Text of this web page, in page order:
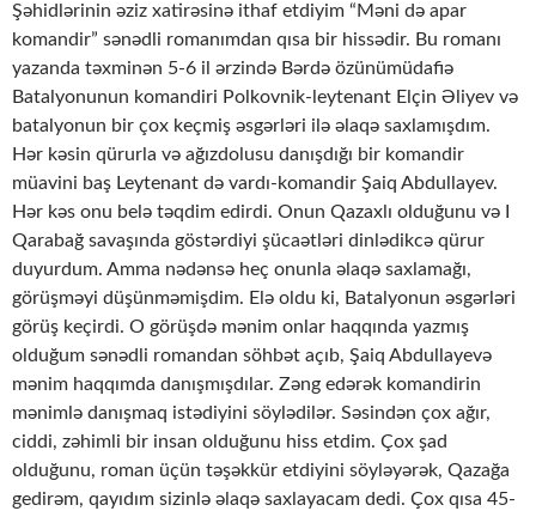
Şəhidlərinin əziz xatirəsinə ithaf etdiyim “Məni də apar
komandir” sənədli romanımdan qısa bir hissədir. Bu romanı
yazanda təxminən 5-6 il ərzində Bərdə özünümüdafiə
Batalyonunun komandiri Polkovnik-leytenant Elçin Əliyev və
batalyonun bir çox keçmiş əsgərləri ilə əlaqə saxlamışdım.
Hər kəsin qürurla və ağızdolusu danışdığı bir komandir
müavini baş Leytenant də vardı-komandir Şaiq Abdullayev.
Hər kəs onu belə təqdim edirdi. Onun Qazaxlı olduğunu və I
Qarabağ savaşında göstərdiyi şücaətləri dinlədikcə qürur
duyurdum. Amma nədənsə heç onunla əlaqə saxlamağı,
görüşməyi düşünməmişdim. Elə oldu ki, Batalyonun əsgərləri
görüş keçirdi. O görüşdə mənim onlar haqqında yazmış
olduğum sənədli romandan söhbət açıb, Şaiq Abdullayevə
mənim haqqımda danışmışdılar. Zəng edərək komandirin
mənimlə danışmaq istədiyini söylədilər. Səsindən çox ağır,
ciddi, zəhimli bir insan olduğunu hiss etdim. Çox şad
olduğunu, roman üçün təşəkkür etdiyini söyləyərək, Qazağa
gedirəm, qayıdım sizinlə əlaqə saxlayacam dedi. Çox qısa 45-